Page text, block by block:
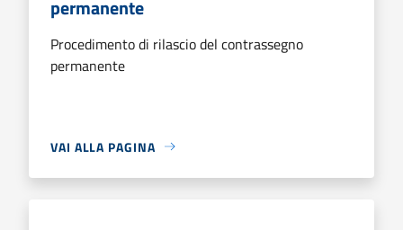
permanente
Procedimento di rilascio del contrassegno
permanente
VAI ALLA PAGINA